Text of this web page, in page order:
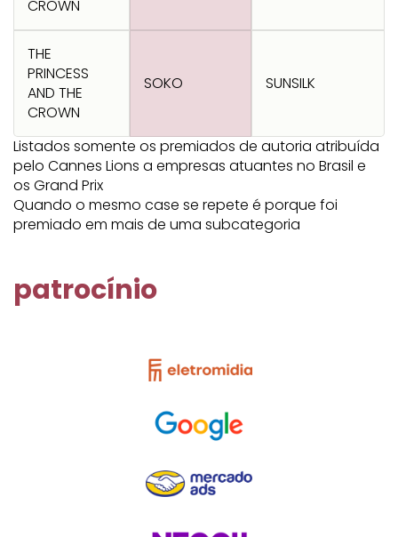
CROWN
THE
PRINCESS
AND THE
CROWN
SOKO SUNSILK
Listados somente os premiados de autoria atribuída
pelo Cannes Lions a empresas atuantes no Brasil e
os Grand Prix
Quando o mesmo case se repete é porque foi
premiado em mais de uma subcategoria
patrocínio